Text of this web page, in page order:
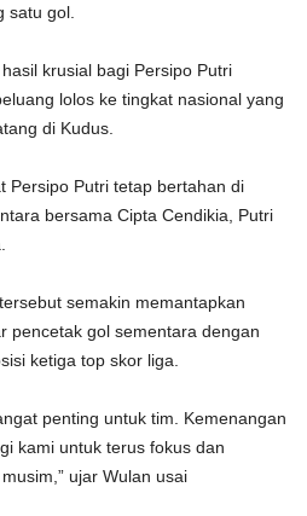
satu gol.
krusial bagi Persipo Putri
lolos ke tingkat nasional yang
di Kudus.
Persipo Putri tetap bertahan di
bersama Cipta Cendikia, Putri
semakin memantapkan
pencetak gol sementara dengan
ketiga top skor liga.
penting untuk tim. Kemenangan
kami untuk terus fokus dan
ujar Wulan usai